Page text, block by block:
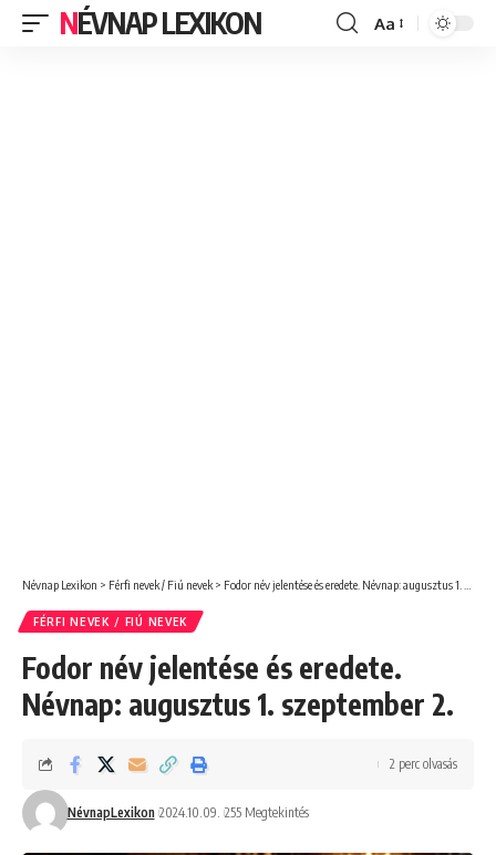
NÉVNAP LEXIKON
Font
Aa
Névnap Lexikon > Férfi nevek / Fiú nevek > Fodor név jelentése és eredete. Névnap: augusztus 1. szeptember 2.
FÉRFI NEVEK / FIÚ NEVEK
Fodor név jelentése és eredete.
Névnap: augusztus 1. szeptember 2.
NévnapLexikon 2024.10.09. 255 Megtekintés
2 perc olvasás